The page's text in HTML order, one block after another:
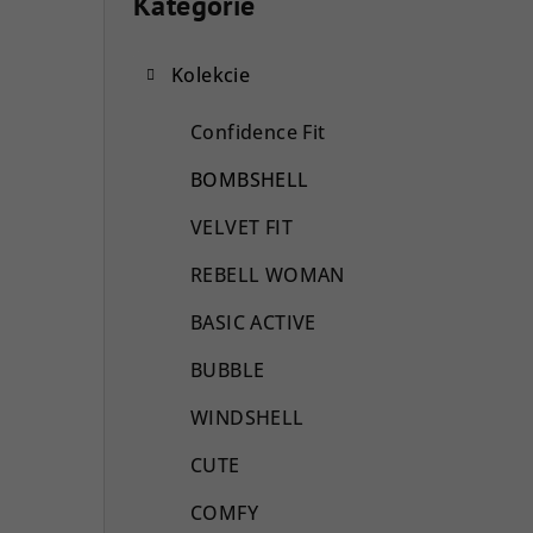
kategórie
Kolekcie
Confidence Fit
BOMBSHELL
VELVET FIT
REBELL WOMAN
BASIC ACTIVE
BUBBLE
WINDSHELL
CUTE
COMFY